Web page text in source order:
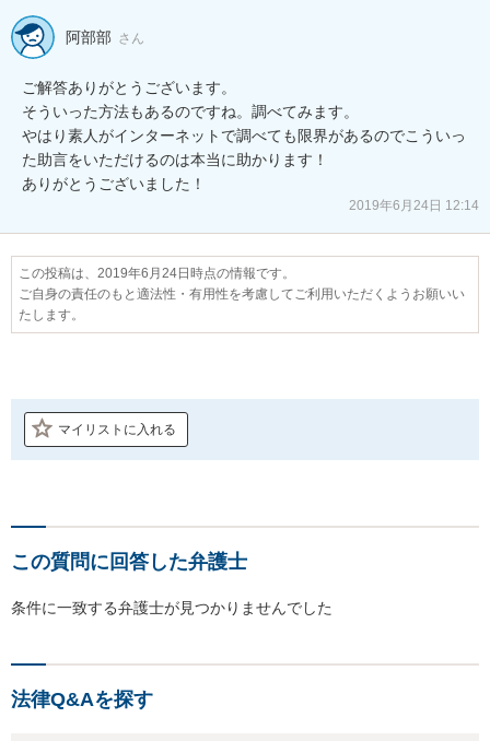
阿部部 さん
ご解答ありがとうございます。
そういった方法もあるのですね。調べてみます。
やはり素人がインターネットで調べても限界があるのでこういっ
た助言をいただけるのは本当に助かります！
ありがとうございました！
2019年6月24日 12:14
この投稿は、2019年6月24日時点の情報です。
ご自身の責任のもと適法性・有用性を考慮してご利用いただくようお願いい
たします。
マイリストに入れる
この質問に回答した弁護士
条件に一致する弁護士が見つかりませんでした
法律Q&Aを探す